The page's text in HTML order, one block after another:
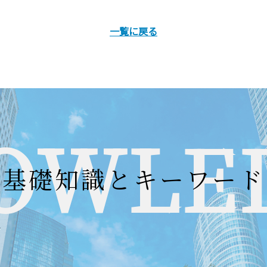
一覧に戻る
基礎知識とキーワード